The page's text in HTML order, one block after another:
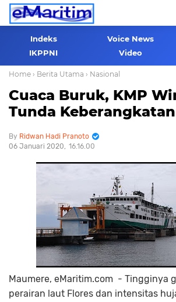
Indeks Voice News
IKPPNI
Video
Home › Berita Utama › Nasional
Cuaca Buruk, KMP
Tunda Keberangkatan
Ridwan Hadi Pranoto
06 Januari 2020
16.16.00
Maumere, eMaritim.com - Tingginya
perairan laut Flores dan intensitas